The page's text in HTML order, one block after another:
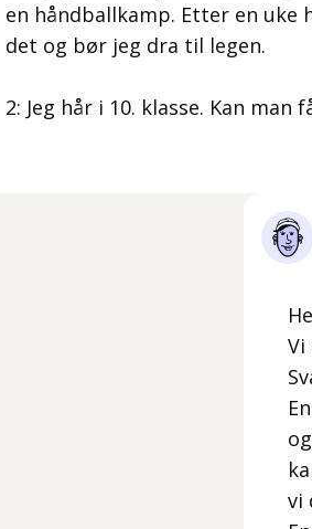
en håndballkamp. Etter en
det og bør jeg dra til legen.
2: Jeg hår i 10. klasse. Kan
Vi
vi